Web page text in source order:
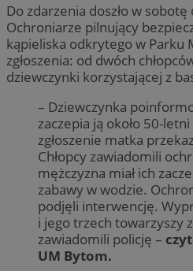
Do zdarzenia doszło w sobotę
Ochroniarze pilnujący
kąpieliska odkrytego w Parku
zgłoszenia: od dwóch
dziewczynki korzystającej z
– Dziewczynka
zaczepia ją około 50-
zgłoszenie matka
Chłopcy zawiadomili
mężczyzna miał ich
zabawy w wodzie.
podjęli interwencję.
i jego trzech towarzyszy
zawiadomili policję –
UM Bytom.